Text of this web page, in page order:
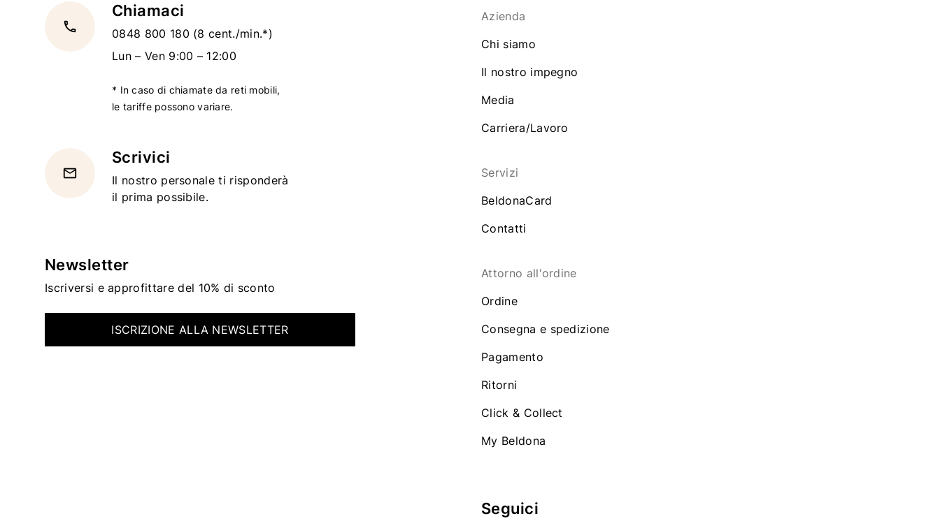
local_phone
Chiamaci
0848 800 180 (8 cent./min.*)
Lun – Ven 9:00 – 12:00
* In caso di chiamate da reti mobili,
le tariffe possono variare.
email
Scrivici
Il nostro personale ti risponderà
il prima possibile.
Newsletter
Iscriversi e approfittare del 10% di sconto
ISCRIZIONE ALLA NEWSLETTER
Azienda
Chi siamo
Il nostro impegno
Media
Carriera/Lavoro
Servizi
BeldonaCard
Contatti
Attorno all'ordine
Ordine
Consegna e spedizione
Pagamento
Ritorni
Click & Collect
My Beldona
Seguici